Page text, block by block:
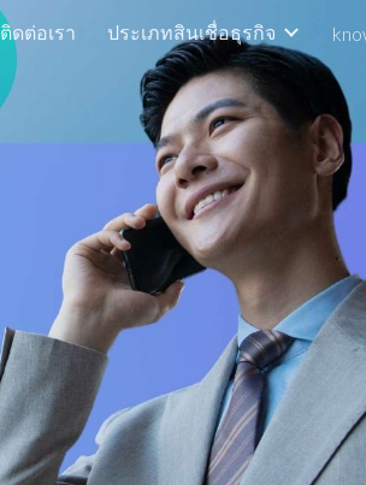
Skip to navigation
ติดต่อเรา ประเภทสินเชื่อธุรกิจ